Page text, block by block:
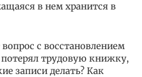
в нем хранится в
с восстановлением
трудовую книжку,
записи делать? Как